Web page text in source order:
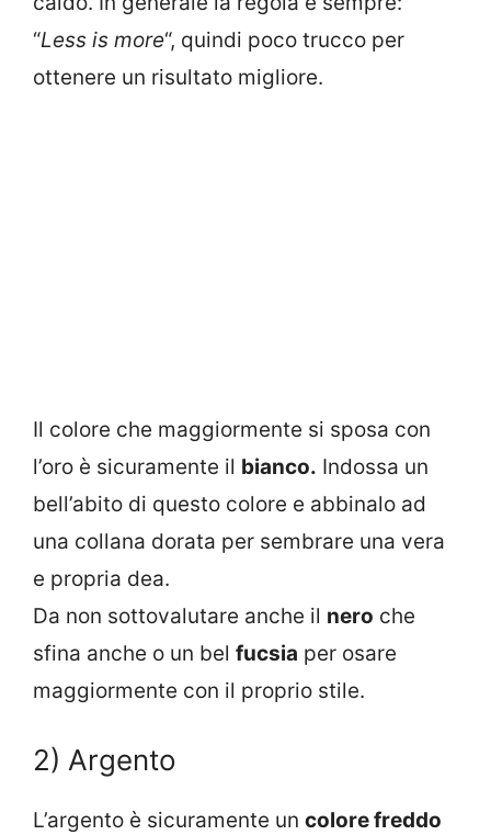
“Less is more“, quindi poco trucco per
ottenere un risultato migliore.
Il colore che maggiormente si sposa con
l’oro è sicuramente il bianco. Indossa un
bell’abito di questo colore e abbinalo ad
una collana dorata per sembrare una vera
e propria dea.
Da non sottovalutare anche il nero che
sfina anche o un bel fucsia per osare
maggiormente con il proprio stile.
2) Argento
L’argento è sicuramente un colore freddo